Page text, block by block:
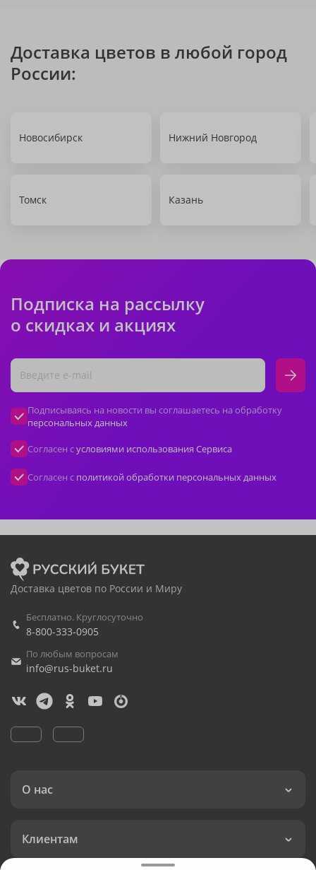
Доставка цветов в любой город
России:
Новосибирск Нижний Новгород
Томск Казань
Подписка на рассылку
о скидках и акциях
Подписываясь на новости вы соглашаетесь на обработку
персональных данных
Согласен сусловиями использования Сервиса
Согласен с политикой обработки персональных данных
Доставка цветов по России и Миру
Бесплатно. Круглосуточно
8-800-333-0905
По любым вопросам
info@rus-buket.ru
О нас
Клиентам